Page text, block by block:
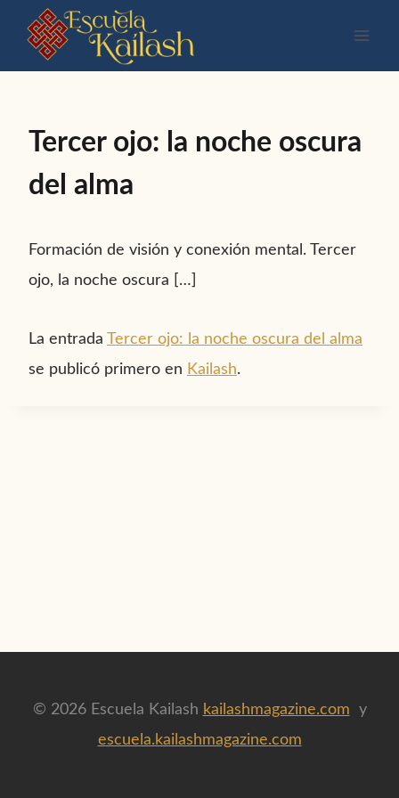
Saltar
contenido
Tercer ojo: la noche oscura
del alma
Formación de visión y conexión mental. Tercer
ojo, la noche oscura […]
La entrada Tercer ojo: la noche oscura del alma
se publicó primero en Kailash.
© 2026 Escuela Kailash kailashmagazine.com y
escuela.kailashmagazine.com